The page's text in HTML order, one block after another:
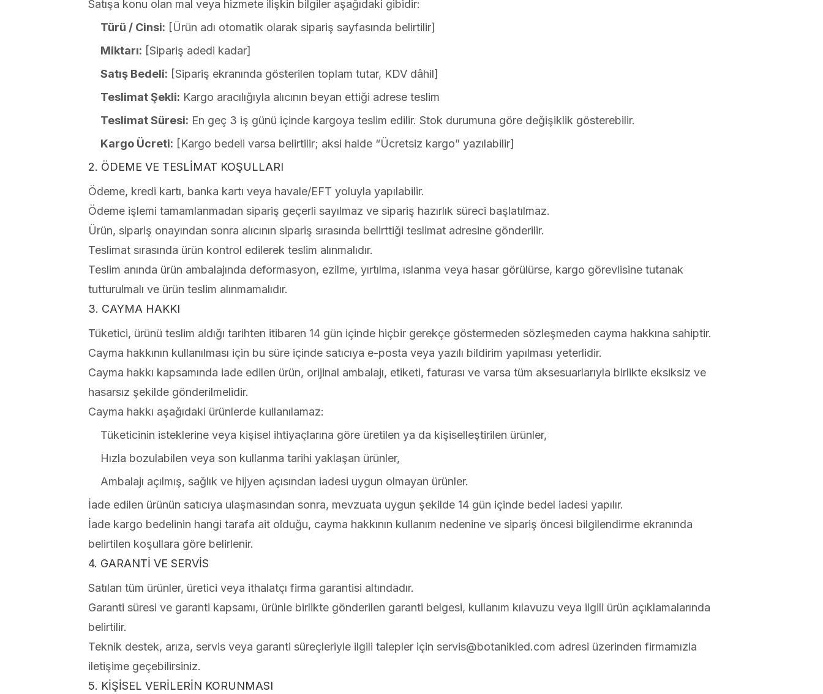
Satışa konu olan mal veya hizmete ilişkin bilgiler aşağıdaki gibidir:
Türü / Cinsi: [Ürün adı otomatik olarak sipariş sayfasında belirtilir]
Miktarı: [Sipariş adedi kadar]
Satış Bedeli: [Sipariş ekranında gösterilen toplam tutar, KDV dâhil]
Teslimat Şekli: Kargo aracılığıyla alıcının beyan ettiği adrese teslim
Teslimat Süresi: En geç 3 iş günü içinde kargoya teslim edilir. Stok durumuna göre değişiklik gösterebilir.
Kargo Ücreti: [Kargo bedeli varsa belirtilir; aksi halde “Ücretsiz kargo” yazılabilir]
2. ÖDEME VE TESLİMAT KOŞULLARI
Ödeme, kredi kartı, banka kartı veya havale/EFT yoluyla yapılabilir.
Ödeme işlemi tamamlanmadan sipariş geçerli sayılmaz ve sipariş hazırlık süreci başlatılmaz.
Ürün, sipariş onayından sonra alıcının sipariş sırasında belirttiği teslimat adresine gönderilir.
Teslimat sırasında ürün kontrol edilerek teslim alınmalıdır.
Teslim anında ürün ambalajında deformasyon, ezilme, yırtılma, ıslanma veya hasar görülürse, kargo görevlisine tutanak
tutturulmalı ve ürün teslim alınmamalıdır.
3. CAYMA HAKKI
Tüketici, ürünü teslim aldığı tarihten itibaren 14 gün içinde hiçbir gerekçe göstermeden sözleşmeden cayma hakkına sahiptir.
Cayma hakkının kullanılması için bu süre içinde satıcıya e-posta veya yazılı bildirim yapılması yeterlidir.
Cayma hakkı kapsamında iade edilen ürün, orijinal ambalajı, etiketi, faturası ve varsa tüm aksesuarlarıyla birlikte eksiksiz ve
hasarsız şekilde gönderilmelidir.
Cayma hakkı aşağıdaki ürünlerde kullanılamaz:
Tüketicinin isteklerine veya kişisel ihtiyaçlarına göre üretilen ya da kişiselleştirilen ürünler,
Hızla bozulabilen veya son kullanma tarihi yaklaşan ürünler,
Ambalajı açılmış, sağlık ve hijyen açısından iadesi uygun olmayan ürünler.
İade edilen ürünün satıcıya ulaşmasından sonra, mevzuata uygun şekilde 14 gün içinde bedel iadesi yapılır.
İade kargo bedelinin hangi tarafa ait olduğu, cayma hakkının kullanım nedenine ve sipariş öncesi bilgilendirme ekranında
belirtilen koşullara göre belirlenir.
4. GARANTİ VE SERVİS
Satılan tüm ürünler, üretici veya ithalatçı firma garantisi altındadır.
Garanti süresi ve garanti kapsamı, ürünle birlikte gönderilen garanti belgesi, kullanım kılavuzu veya ilgili ürün açıklamalarında
belirtilir.
Teknik destek, arıza, servis veya garanti süreçleriyle ilgili talepler için servis@botanikled.com adresi üzerinden firmamızla
iletişime geçebilirsiniz.
5. KİŞİSEL VERİLERİN KORUNMASI